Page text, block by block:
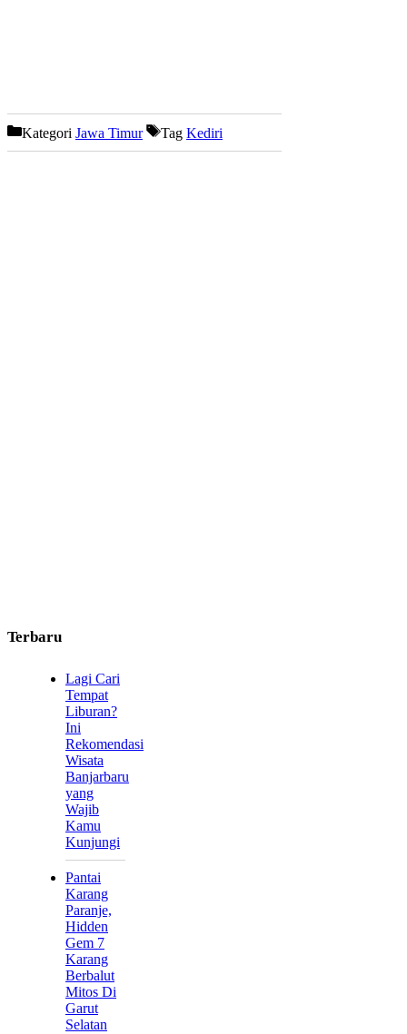
Kategori Jawa Timur Tag Kediri
Terbaru
Lagi Cari
Tempat
Liburan?
Ini
Rekomendasi
Wisata
Banjarbaru
yang
Wajib
Kamu
Kunjungi
Pantai
Karang
Paranje,
Hidden
Gem 7
Karang
Berbalut
Mitos Di
Garut
Selatan